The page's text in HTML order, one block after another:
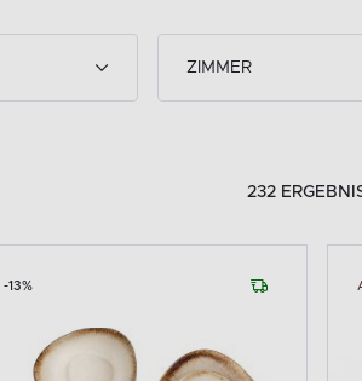
ZIMMER
232
-13%